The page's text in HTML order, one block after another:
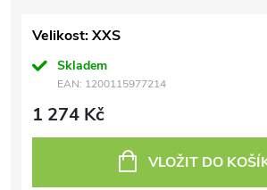
Velikost: XXS
Skladem
EAN: 1200115977214
1 274 Kč
VLOŽIT DO